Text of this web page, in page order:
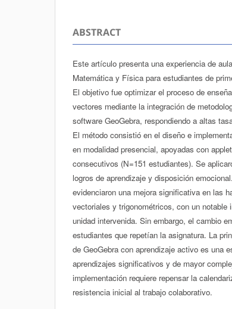
ABSTRACT
Este artículo presenta una experiencia de
Matemática y Física para estudiantes de
El objetivo fue optimizar el proceso de
vectores mediante la integración de
software GeoGebra, respondiendo a altas
El método consistió en el diseño e
en modalidad presencial, apoyadas con
consecutivos (N=151 estudiantes). Se
logros de aprendizaje y disposición
evidenciaron una mejora significativa en las
vectoriales y trigonométricos, con un
unidad intervenida. Sin embargo, el cambio
estudiantes que repetían la asignatura. La
de GeoGebra con aprendizaje activo es una
aprendizajes significativos y de mayor
implementación requiere repensar la
resistencia inicial al trabajo colaborativo.